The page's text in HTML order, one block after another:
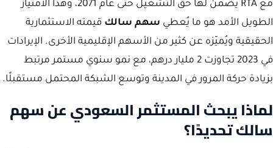
مع RTA يضمن لها حق التشغيل حتى عام 2071، وهذا الامتياز
الطويل الأمد هو ما يُعطي سهم سالك قيمته الاستثمارية
الحقيقية ويُميّزه عن كثير من الأسهم الإقليمية الأخرى. الإيرادات
في 2023 تجاوزت 2 مليار درهم، مع نمو سنوي مستمر مرتبط
بزيادة حركة المرور في المدينة وتوسع الشبكة المحتمل مستقبلًا.
لماذا يبحث المستثمر السعودي عن سهم
سالك تحديدًا؟